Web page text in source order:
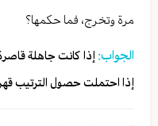
مرة وتخرج، فما حكمها؟
الجواب: إذا كانت جاهلة
إذا احتملت حصول الترتيب